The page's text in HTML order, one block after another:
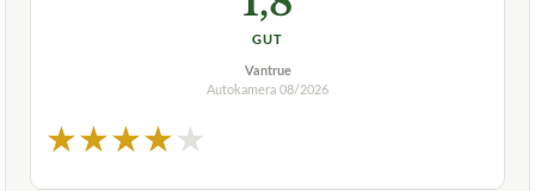
GUT
Vantrue
Autokamera 08/2026
★★★★★